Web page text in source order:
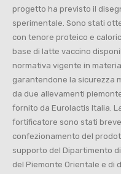
progetto ha previsto il
sperimentale. Sono stati
con tenore proteico e
base di latte vaccino
normativa vigente in
garantendone la sicurezza
da due allevamenti
fornito da Eurolactis Italia.
fortificatore sono stati
confezionamento del
supporto del Dipartimento
del Piemonte Orientale e di